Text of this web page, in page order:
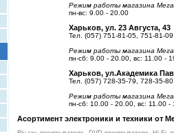
Режим работы магазина
пн-вс: 9.00 - 20.00
Харьков, ул. 23 Августа, 43
Тел. (057) 751-81-05, 751-81-09
Режим работы магазина
пн-сб: 9.00 - 20.00, вс: 11.00 -
Харьков, ул.Академика
Тел. (057) 728-35-79, 728-35-80
Режим работы магазина
пн-сб: 10.00 - 20.00, вс: 11.00 -
Асортимент электроники и техники от